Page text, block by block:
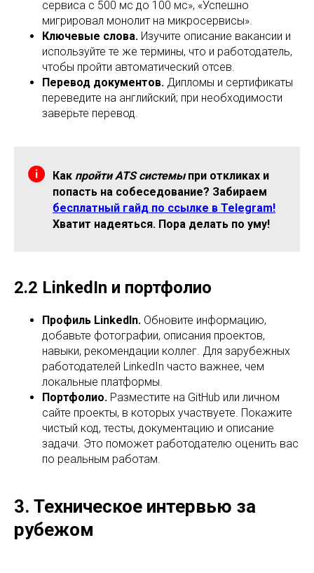
сервиса с 500 мс до 100 мс», «Успешно
мигрировал монолит на микросервисы».
Ключевые слова. Изучите описание вакансии и
используйте те же термины, что и работодатель,
чтобы пройти автоматический отсев.
Перевод документов. Дипломы и сертификаты
переведите на английский; при необходимости
заверьте перевод.
Как пройти ATS системыпри откликах и
попасть на собеседование? Забираем
бесплатный гайд по ссылке в Telegram!
Хватит надеяться. Пора делать по уму!
2.2 LinkedIn и портфолио
Профиль LinkedIn. Обновите информацию,
добавьте фотографии, описания проектов,
навыки, рекомендации коллег. Для зарубежных
работодателей LinkedIn часто важнее, чем
локальные платформы.
Портфолио. Разместите на GitHub или личном
сайте проекты, в которых участвуете. Покажите
чистый код, тесты, документацию и описание
задачи. Это поможет работодателю оценить вас
по реальным работам.
3. Техническое интервью за
рубежом